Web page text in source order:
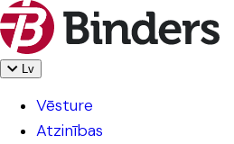
Lv
Vēsture
Atzinības